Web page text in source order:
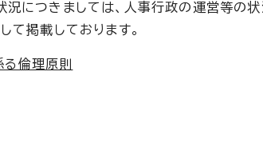
につきましては、人事行政の運営等の
て掲載しております。
倫理原則